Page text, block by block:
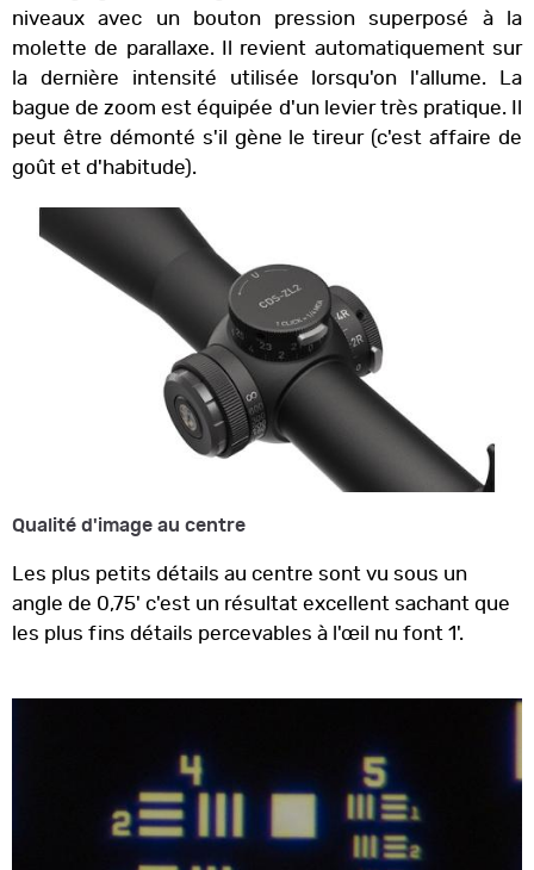
niveaux avec un bouton pression superposé à la
molette de parallaxe. Il revient automatiquement sur
la dernière intensité utilisée lorsqu'on l'allume. La
bague de zoom est équipée d'un levier très pratique. Il
peut être démonté s'il gène le tireur (c'est affaire de
goût et d'habitude).
Qualité d'image au centre
Les plus petits détails au centre sont vu sous un
angle de 0,75' c'est un résultat excellent sachant que
les plus fins détails percevables à l'œil nu font 1'.